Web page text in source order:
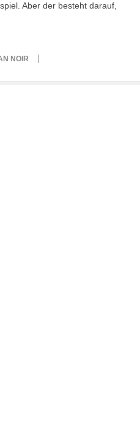
Aber der besteht darauf,
NOIR